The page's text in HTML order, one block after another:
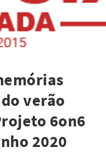
verão
6on6
2020